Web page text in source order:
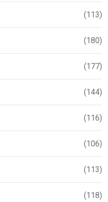
(113)
(180)
(177)
(144)
(116)
(106)
(113)
(118)